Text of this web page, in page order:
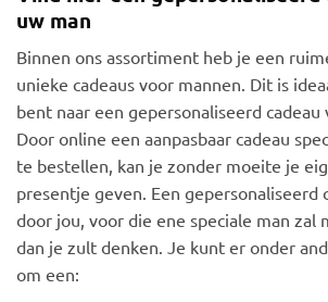
uw man
Binnen ons assortiment heb je een
unieke cadeaus voor mannen. Dit is
bent naar een gepersonaliseerd cadeau
Door online een aanpasbaar cadeau
te bestellen, kan je zonder moeite je
presentje geven. Een gepersonaliseerd
door jou, voor die ene speciale man zal
dan je zult denken. Je kunt er onder
om een: